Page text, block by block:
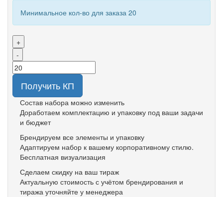
Минимальное кол-во для заказа 20
+
-
Получить КП
Состав набора можно изменить
Доработаем комплектацию и упаковку под ваши задачи
и бюджет
Брендируем все элементы и упаковку
Адаптируем набор к вашему корпоративному стилю.
Бесплатная визуализация
Сделаем скидку на ваш тираж
Актуальную стоимость с учётом брендирования и
тиража уточняйте у менеджера